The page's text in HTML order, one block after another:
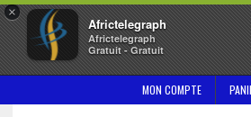
×
Africtelegraph
Africtelegraph
Gratuit - Gratuit
MON COMPTE